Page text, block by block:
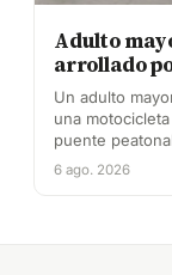
Adulto
arrollado
Un adulto
una
puente
6 ago. 2026